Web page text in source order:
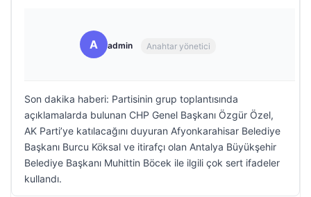
A admin Anahtar yönetici
Son dakika haberi: Partisinin grup toplantısında
açıklamalarda bulunan CHP Genel Başkanı Özgür Özel,
AK Parti’ye katılacağını duyuran Afyonkarahisar Belediye
Başkanı Burcu Köksal ve itirafçı olan Antalya Büyükşehir
Belediye Başkanı Muhittin Böcek ile ilgili çok sert ifadeler
kullandı.